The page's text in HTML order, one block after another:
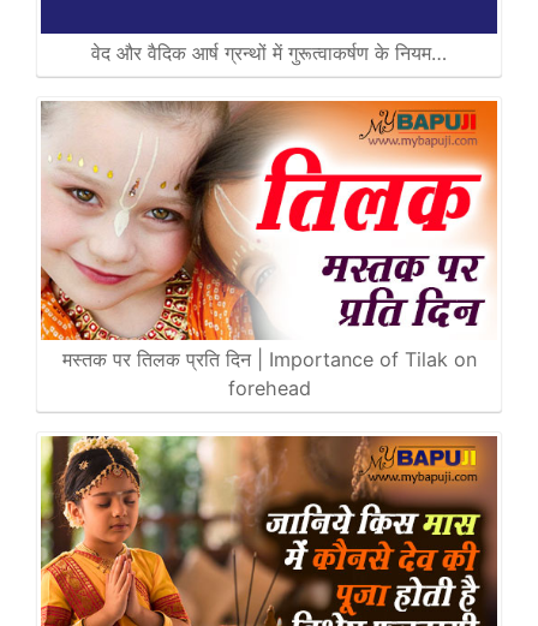
वेद और वैदिक आर्ष ग्रन्थों में गुरूत्वाकर्षण के नियम…
मस्तक पर तिलक प्रति दिन | Importance of Tilak on
forehead